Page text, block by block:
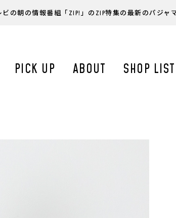
PICK UP ABOUT SHOP LIST
ビの朝の情報番組「ZIP!」のZIP特集の最新のパジャ